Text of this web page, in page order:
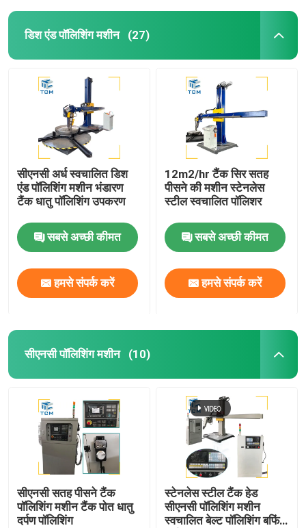
डिश एंड पॉलिशिंग मशीन (27)
सीएनसी अर्ध स्वचालित डिश
एंड पॉलिशिंग मशीन भंडारण
टैंक धातु पॉलिशिंग उपकरण
सबसे अच्छी कीमत
हमसे संपर्क करें
12m2/hr टैंक सिर सतह
पीसने की मशीन स्टेनलेस
स्टील स्वचालित पॉलिशर
सबसे अच्छी कीमत
हमसे संपर्क करें
सीएनसी पॉलिशिंग मशीन (10)
सीएनसी सतह पीसने टैंक
पॉलिशिंग मशीन टैंक पोत धातु
दर्पण पॉलिशिंग
स्टेनलेस स्टील टैंक हेड
सीएनसी पॉलिशिंग मशीन
स्वचालित बेल्ट पॉलिशिंग बफिंग